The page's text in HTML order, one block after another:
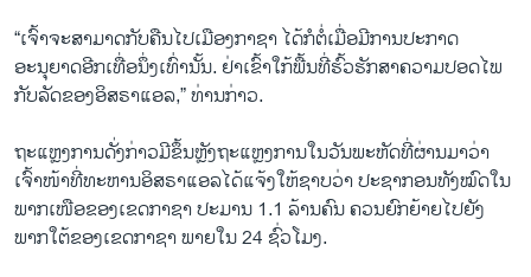
“ເຈົ້າ​ຈະ​ສາມາດ​ກັບ​ຄືນ​ໄປ​ເມືອງກາຊາ ໄດ້​ກໍ​ຕໍ່​ເມື່ອ​ມີ​ການ​ປະກາດ
ອະນຸຍາດ​ອີກເທື່ອນຶ່ງເທົ່ານັ້ນ. ຢ່າເຂົ້າໃກ້ພື້ນທີ່ຮົ້ວຮັກສາຄວາມປອດໄພ
ກັບລັດຂອງອິສຣາແອລ,” ທ່ານກ່າວ.
ຖະ​ແຫຼງການ​ດັ່ງ​ກ່າວ​ມີ​ຂຶ້ນ​ຫຼັງຖະແຫຼງການໃນ​ວັນ​ພະຫັດ​ທີ່ຜ່ານມາວ່າ ​
ເຈົ້າ​ໜ້າ​ທີ່​ທະຫານ​ອິສຣາ​ແອ​ລ​ໄດ້​ແຈ້ງ​ໃຫ້​ຊາບ​ວ່າ ປະຊາກອນ​ທັງ​ໝົດ​ໃນ​
ພາກ​ເໜືອ​ຂອງ​ເຂດ​ກາຊາ ​ປະມານ 1.1 ລ້ານ​ຄົນ ຄວນ​ຍົກຍ້າຍ​ໄປ​ຍັງ ​
ພາກ​ໃຕ້ຂອງ​ເຂດ​ກາຊາ ​ພາຍ​ໃນ 24 ຊົ່ວ​ໂມງ.